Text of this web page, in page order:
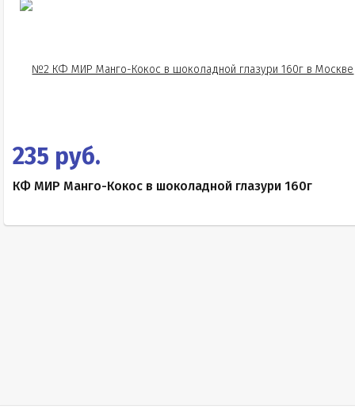
235 руб.
КФ МИР Манго-Кокос в шоколадной глазури 160г